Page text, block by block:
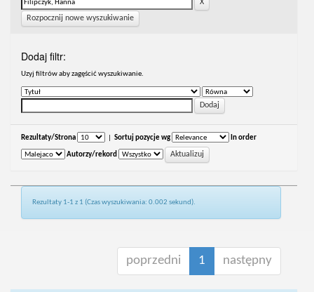
Rozpocznij nowe wyszukiwanie
Dodaj filtr:
Uzyj filtrów aby zagęścić wyszukiwanie.
Rezultaty/Strona Sortuj pozycje wg In order
Autorzy/rekord
Rezultaty 1-1 z 1 (Czas wyszukiwania: 0.002 sekund).
poprzedni 1 następny